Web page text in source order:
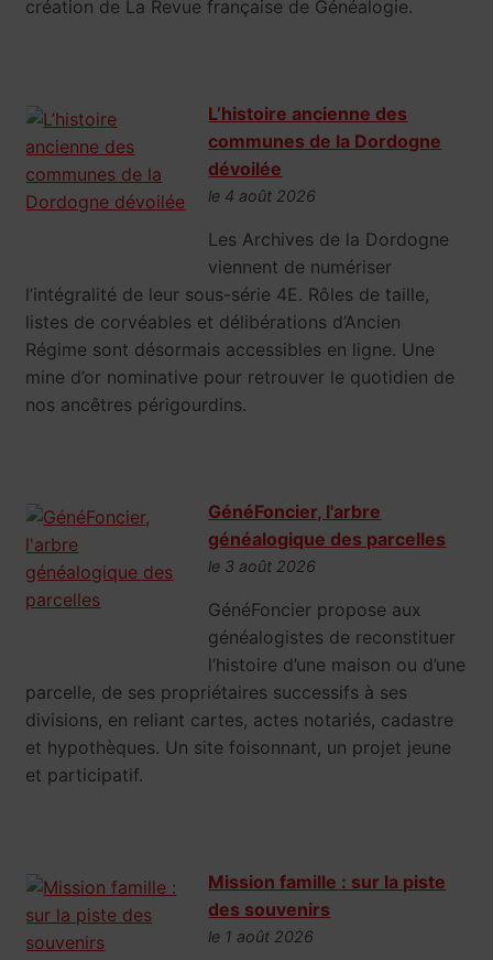
création de La Revue française de Généalogie.
L’histoire ancienne des
communes de la Dordogne
dévoilée
le 4 août 2026
Les Archives de la Dordogne
viennent de numériser
l’intégralité de leur sous-série 4E. Rôles de taille,
listes de corvéables et délibérations d’Ancien
Régime sont désormais accessibles en ligne. Une
mine d’or nominative pour retrouver le quotidien de
nos ancêtres périgourdins.
GénéFoncier, l'arbre
généalogique des parcelles
le 3 août 2026
GénéFoncier propose aux
généalogistes de reconstituer
l’histoire d’une maison ou d’une
parcelle, de ses propriétaires successifs à ses
divisions, en reliant cartes, actes notariés, cadastre
et hypothèques. Un site foisonnant, un projet jeune
et participatif.
Mission famille : sur la piste
des souvenirs
le 1 août 2026